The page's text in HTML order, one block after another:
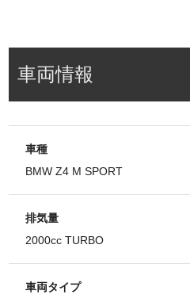
車両情報
車種
BMW Z4 M SPORT
排気量
2000cc TURBO
車両タイプ